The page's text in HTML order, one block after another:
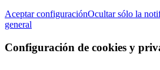
Aceptar configuraciónOcultar sólo la
general
Configuración de cookies y